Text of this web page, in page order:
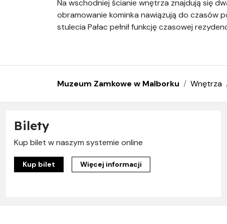
Na wschodniej ścianie wnętrza znajdują się
obramowanie kominka nawiązują do czasów
stulecia Pałac pełnił funkcję czasowej
Muzeum Zamkowe w Malborku Wnętrza
Bilety
Kup bilet w naszym systemie online
Kup bilet Więcej informacji